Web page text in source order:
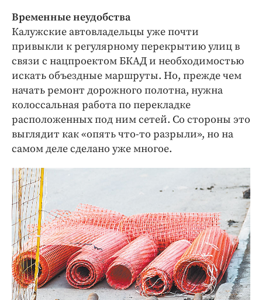
Временные неудобства
Калужские автовладельцы уже почти
привыкли к регулярному перекрытию улиц в
связи с нацпроектом БКАД и необходимостью
искать объездные маршруты. Но, прежде чем
начать ремонт дорожного полотна, нужна
колоссальная работа по перекладке
расположенных под ним сетей. Со стороны это
выглядит как «опять что-то разрыли», но на
самом деле сделано уже многое.